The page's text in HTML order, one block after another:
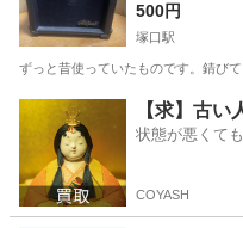
500円
塚口駅
ずっと昔使っていたものです。錆び
塚口駅 ア
【求】古い
状態が悪くて
COYASH